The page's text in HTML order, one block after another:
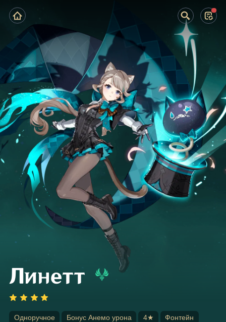
Линетт
Одноручное Бонус Анемо урона 4★ Фонтейн